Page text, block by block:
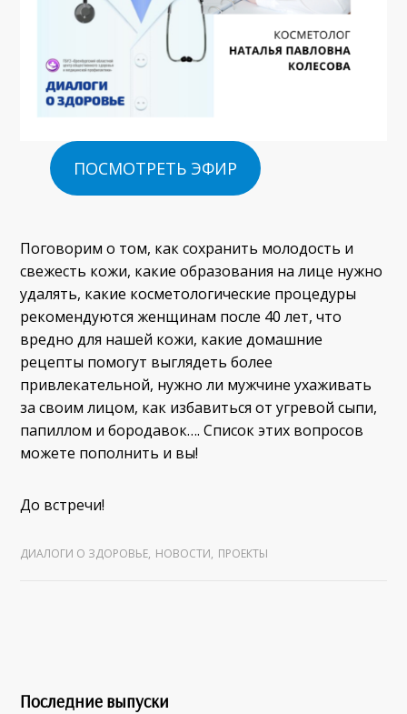
ПОСМОТРЕТЬ ЭФИР
Поговорим о том, как сохранить молодость и
свежесть кожи, какие образования на лице нужно
удалять, какие косметологические процедуры
рекомендуются женщинам после 40 лет, что
вредно для нашей кожи, какие домашние
рецепты помогут выглядеть более
привлекательной, нужно ли мужчине ухаживать
за своим лицом, как избавиться от угревой сыпи,
папиллом и бородавок…. Список этих вопросов
можете пополнить и вы!
До встречи!
ДИАЛОГИ О ЗДОРОВЬЕ, НОВОСТИ, ПРОЕКТЫ
Последние выпуски